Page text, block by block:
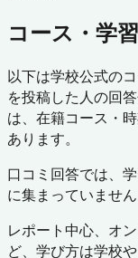
コース・学
以下は学校公式の
を投稿した人の回
は、在籍コース・
あります。
口コミ回答では、
に集まっていません
レポート中心、オ
ど、学び方は学校